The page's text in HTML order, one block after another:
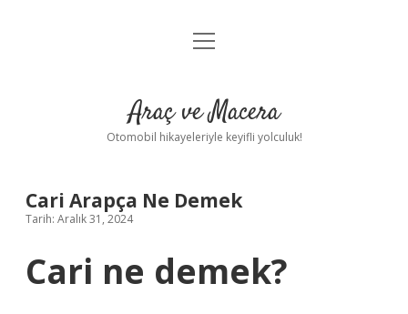
Anasayfa
Yasal Uyarı
menüyü
Araç ve Macera
Otomobil hikayeleriyle keyifli yolculuk!
Cari Arapça Ne Demek
Tarih: Aralık 31, 2024
Cari ne demek?